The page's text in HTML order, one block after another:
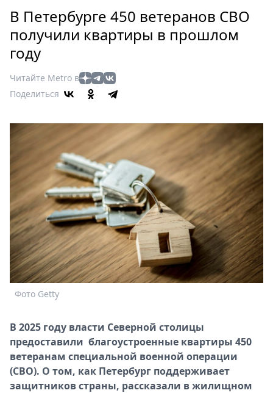
Россия
Мир
Туризм
Мода
Театр
Кино
Афиша
Книги
Выставки
Пресс-
релизы
О
Metro
Стримы
Спецпроекты
2026
Скачай
Metro
В Петербурге 450 ветеранов СВО
получили квартиры в прошлом
году
Читайте Metro в
Поделиться
Фото Getty
В 2025 году власти Северной столицы
предоставили благоустроенные квартиры 450
ветеранам специальной военной операции
(СВО). О том, как Петербург поддерживает
защитников страны, рассказали в жилищном